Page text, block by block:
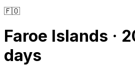
🇫🇴
Faroe Islands ·
days